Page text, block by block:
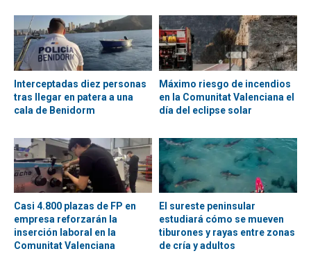
Interceptadas diez personas
tras llegar en patera a una
cala de Benidorm
Máximo riesgo de incendios
en la Comunitat Valenciana el
día del eclipse solar
Casi 4.800 plazas de FP en
empresa reforzarán la
inserción laboral en la
Comunitat Valenciana
El sureste peninsular
estudiará cómo se mueven
tiburones y rayas entre zonas
de cría y adultos